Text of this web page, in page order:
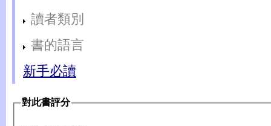
讀者類別
書的語言
新手必讀
對此書評分